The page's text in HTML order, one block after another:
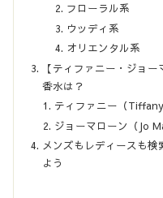
フローラル系
ウッディ系
オリエンタル系
【ティファニー・ジョ
香水は？
ティファニー（Tiffany
ジョーマローン（Jo
メンズもレディースも
よう